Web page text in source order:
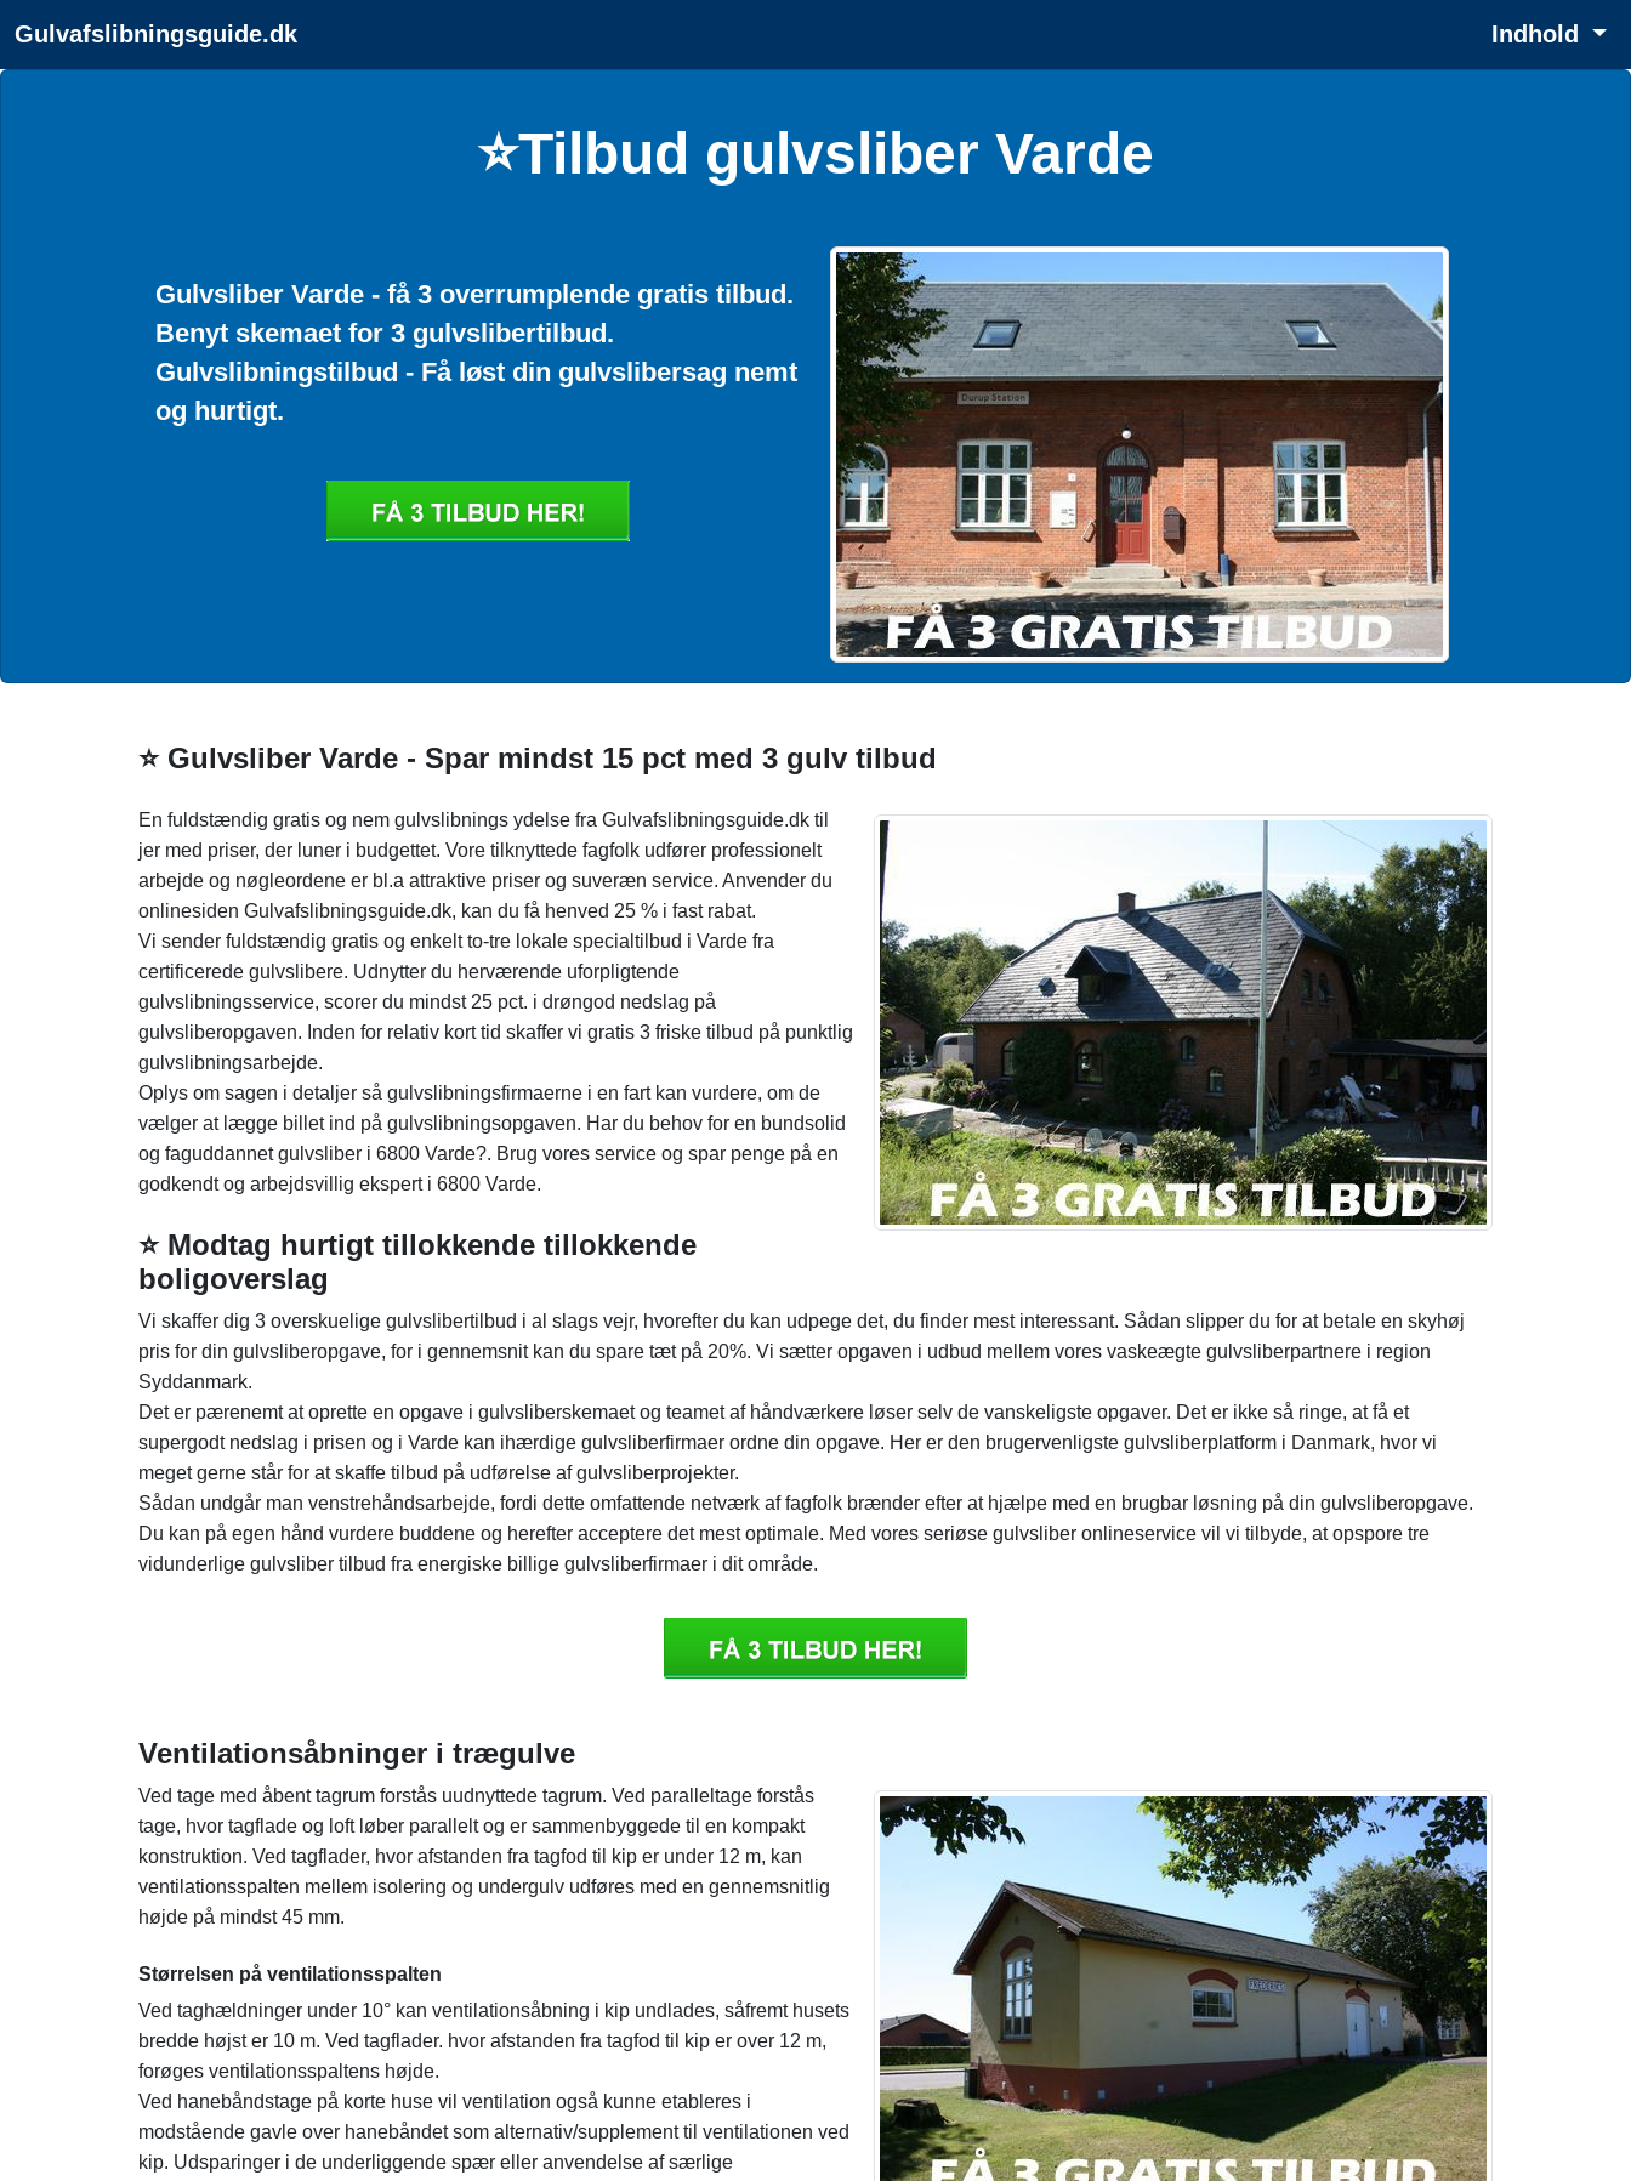
Gulvafslibningsguide.dk Indhold
⭐Tilbud gulvsliber Varde
Gulvsliber Varde - få 3 overrumplende gratis tilbud.
Benyt skemaet for 3 gulvslibertilbud.
Gulvslibningstilbud - Få løst din gulvslibersag nemt
og hurtigt.
⭐ Gulvsliber Varde - Spar mindst 15 pct med 3 gulv tilbud
En fuldstændig gratis og nem gulvslibnings ydelse fra Gulvafslibningsguide.dk til
jer med priser, der luner i budgettet. Vore tilknyttede fagfolk udfører professionelt
arbejde og nøgleordene er bl.a attraktive priser og suveræn service. Anvender du
onlinesiden Gulvafslibningsguide.dk, kan du få henved 25 % i fast rabat.
Vi sender fuldstændig gratis og enkelt to-tre lokale specialtilbud i Varde fra
certificerede gulvslibere. Udnytter du herværende uforpligtende
gulvslibningsservice, scorer du mindst 25 pct. i drøngod nedslag på
gulvsliberopgaven. Inden for relativ kort tid skaffer vi gratis 3 friske tilbud på punktlig
gulvslibningsarbejde.
Oplys om sagen i detaljer så gulvslibningsfirmaerne i en fart kan vurdere, om de
vælger at lægge billet ind på gulvslibningsopgaven. Har du behov for en bundsolid
og faguddannet gulvsliber i 6800 Varde?. Brug vores service og spar penge på en
godkendt og arbejdsvillig ekspert i 6800 Varde.
⭐ Modtag hurtigt tillokkende tillokkende
boligoverslag
Vi skaffer dig 3 overskuelige gulvslibertilbud i al slags vejr, hvorefter du kan udpege det, du finder mest interessant. Sådan slipper du for at betale en skyhøj
pris for din gulvsliberopgave, for i gennemsnit kan du spare tæt på 20%. Vi sætter opgaven i udbud mellem vores vaskeægte gulvsliberpartnere i region
Syddanmark.
Det er pærenemt at oprette en opgave i gulvsliberskemaet og teamet af håndværkere løser selv de vanskeligste opgaver. Det er ikke så ringe, at få et
supergodt nedslag i prisen og i Varde kan ihærdige gulvsliberfirmaer ordne din opgave. Her er den brugervenligste gulvsliberplatform i Danmark, hvor vi
meget gerne står for at skaffe tilbud på udførelse af gulvsliberprojekter.
Sådan undgår man venstrehåndsarbejde, fordi dette omfattende netværk af fagfolk brænder efter at hjælpe med en brugbar løsning på din gulvsliberopgave.
Du kan på egen hånd vurdere buddene og herefter acceptere det mest optimale. Med vores seriøse gulvsliber onlineservice vil vi tilbyde, at opspore tre
vidunderlige gulvsliber tilbud fra energiske billige gulvsliberfirmaer i dit område.
Ventilationsåbninger i trægulve
Ved tage med åbent tagrum forstås uudnyttede tagrum. Ved paralleltage forstås
tage, hvor tagflade og loft løber parallelt og er sammenbyggede til en kompakt
konstruktion. Ved tagflader, hvor afstanden fra tagfod til kip er under 12 m, kan
ventilationsspalten mellem isolering og undergulv udføres med en gennemsnitlig
højde på mindst 45 mm.
Størrelsen på ventilationsspalten
Ved taghældninger under 10° kan ventilationsåbning i kip undlades, såfremt husets
bredde højst er 10 m. Ved tagflader. hvor afstanden fra tagfod til kip er over 12 m,
forøges ventilationsspaltens højde.
Ved hanebåndstage på korte huse vil ventilation også kunne etableres i
modstående gavle over hanebåndet som alternativ/supplement til ventilationen ved
kip. Udsparinger i de underliggende spær eller anvendelse af særlige